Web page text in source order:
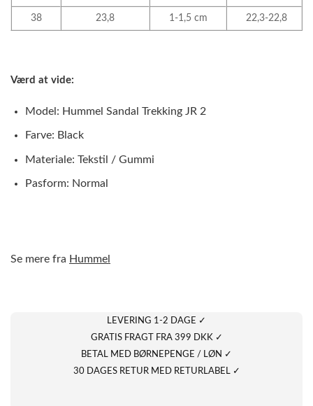
38 23,8 1-1,5 cm 22,3-22,8
Værd at vide:
Model: Hummel Sandal Trekking JR 2
Farve: Black
Materiale: Tekstil / Gummi
Pasform: Normal
Se mere fra Hummel
LEVERING 1-2 DAGE ✓
GRATIS FRAGT FRA 399 DKK ✓
BETAL MED BØRNEPENGE / LØN ✓
30 DAGES RETUR MED RETURLABEL ✓